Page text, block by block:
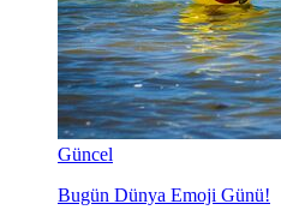
Güncel
Bugün Dünya Emoji Günü!